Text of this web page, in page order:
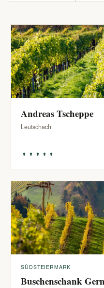
Andreas Tscheppe
Leutschach
SÜDSTEIERMARK
Buschenschank